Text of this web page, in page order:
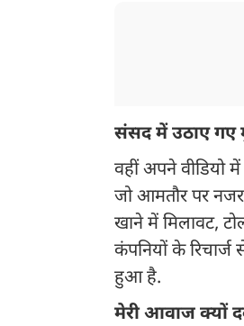
संसद में उठाए गए
वहीं अपने वीडियो
जो आमतौर पर
खाने में मिलावट,
कंपनियों के
हुआ है.
मेरी आवाज क्यों